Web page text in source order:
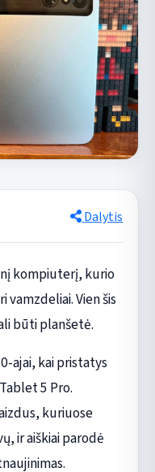
Dalytis
kompiuterį, kurio
vamzdeliai. Vien šis
būti planšetė.
ajai, kai pristatys
5 Pro.
kuriuose
ir aiškiai parodė